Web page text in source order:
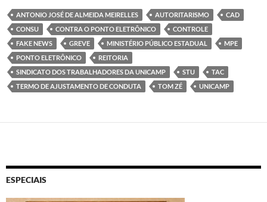
ANTONIO JOSÉ DE ALMEIDA MEIRELLES AUTORITARISMO
CAD
CONSU
CONTRA O PONTO ELETRÔNICO
CONTROLE
FAKE NEWS
GREVE MINISTÉRIO PÚBLICO ESTADUAL
MPE
PONTO ELETRÔNICO
REITORIA
SINDICATO DOS TRABALHADORES DA UNICAMP
STU
TAC
TERMO DE AJUSTAMENTO DE CONDUTA
TOM ZÉ UNICAMP
ESPECIAIS